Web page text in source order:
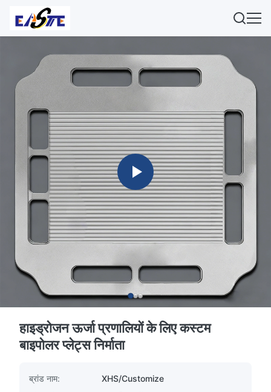
हाइड्रोजन ऊर्जा प्रणालियों के लिए कस्टम
बाइपोलर प्लेट्स निर्माता
ब्रांड नाम:
XHS/Customize